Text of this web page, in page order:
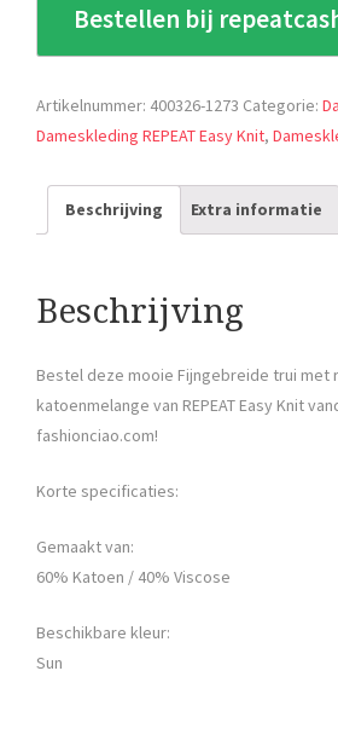
Bestellen bij
Artikelnummer: 400326-1273 Categorie:
Dameskleding REPEAT Easy Knit,
Beschrijving Extra informatie
Beschrijving
Bestel deze mooie Fijngebreide trui met
katoenmelange van REPEAT Easy Knit
fashionciao.com!
Korte specificaties:
Gemaakt van:
60% Katoen / 40% Viscose
Beschikbare kleur:
Sun